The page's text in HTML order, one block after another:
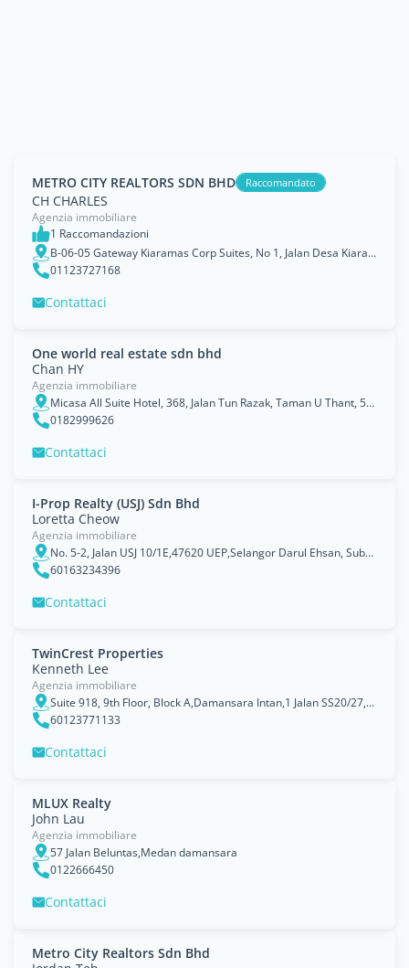
METRO CITY REALTORS SDN BHD Raccomandato
CH CHARLES
Agenzia immobiliare
1 Raccomandazioni
B-06-05 Gateway Kiaramas Corp Suites, No 1, Jalan Desa Kiara Mont Kiara, Mont Kiara, 50480 Kuala Lumpur, Wilayah Persekutuan Kuala Lumpur
01123727168
Contattaci
One world real estate sdn bhd
Chan HY
Agenzia immobiliare
Micasa All Suite Hotel, 368, Jalan Tun Razak, Taman U Thant, 55000, Wilayah Persekutuan, Kuala Lumpur
0182999626
Contattaci
I-Prop Realty (USJ) Sdn Bhd
Loretta Cheow
Agenzia immobiliare
No. 5-2, Jalan USJ 10/1E,47620 UEP,Selangor Darul Ehsan, Subang Jaya
60163234396
Contattaci
TwinCrest Properties
Kenneth Lee
Agenzia immobiliare
Suite 918, 9th Floor, Block A,Damansara Intan,1 Jalan SS20/27, Damansara Utama, Petaling Jaya, Selangor
60123771133
Contattaci
MLUX Realty
John Lau
Agenzia immobiliare
57 Jalan Beluntas,Medan damansara
0122666450
Contattaci
Metro City Realtors Sdn Bhd